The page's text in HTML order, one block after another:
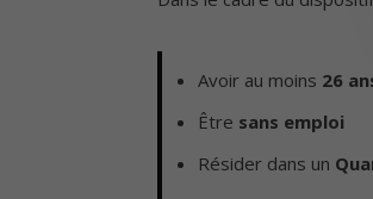
Avoir au moins 26
Être sans emploi
Résider dans un